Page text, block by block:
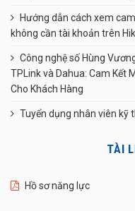
Hướng dẫn cách xem
không cần tài khoản trên
Công nghệ số Hùng
TPLink và Dahua: Cam Kết
Cho Khách Hàng
Tuyển dụng nhân viên
TÀI
Hồ sơ năng lực